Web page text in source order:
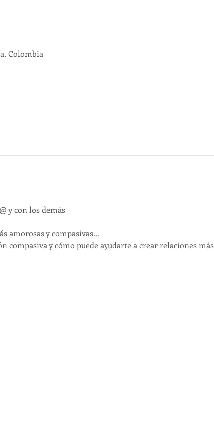
Colombia
y con los demás
amorosas y compasivas...
compasiva y cómo puede ayudarte a crear relaciones más